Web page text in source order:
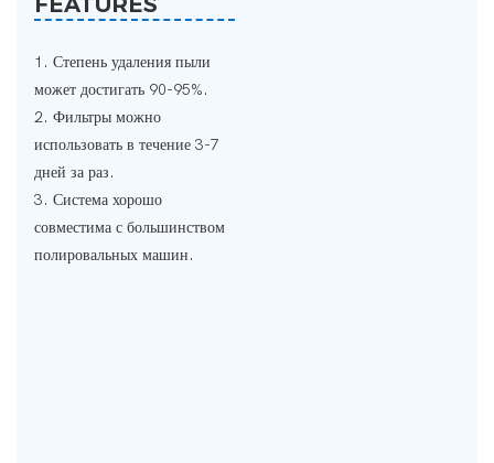
1. Степень удаления пыли
может достигать 90-95%.
2. Фильтры можно
использовать в течение 3-7
дней за раз.
3. Система хорошо
совместима с большинством
полировальных машин.